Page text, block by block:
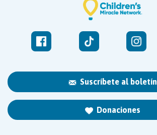
Suscríbete al boletín
Donaciones